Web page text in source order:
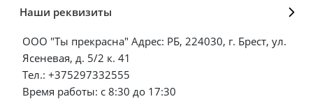
Наши реквизиты
ООО "Ты прекрасна" Адрес: РБ, 224030, г. Брест, ул.
Ясеневая, д. 5/2 к. 41
Тел.: +375297332555
Время работы: с 8:30 до 17:30